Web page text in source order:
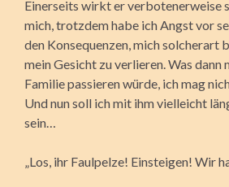
Einerseits wirkt er verbotenerweise
mich, trotzdem habe ich Angst vor
den Konsequenzen, mich solcherart
mein Gesicht zu verlieren. Was dann
Familie passieren würde, ich mag
Und nun soll ich mit ihm vielleicht
sein…
„Los, ihr Faulpelze! Einsteigen! Wir